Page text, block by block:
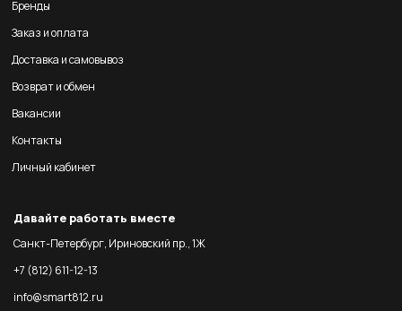
Бренды
Заказ и оплата
Доставка и самовывоз
Возврат и обмен
Вакансии
Контакты
Личный кабинет
Давайте работать вместе
Санкт-Петербург, Ириновский пр., 1Ж
+7 (812) 611-12-13
info@smart812.ru